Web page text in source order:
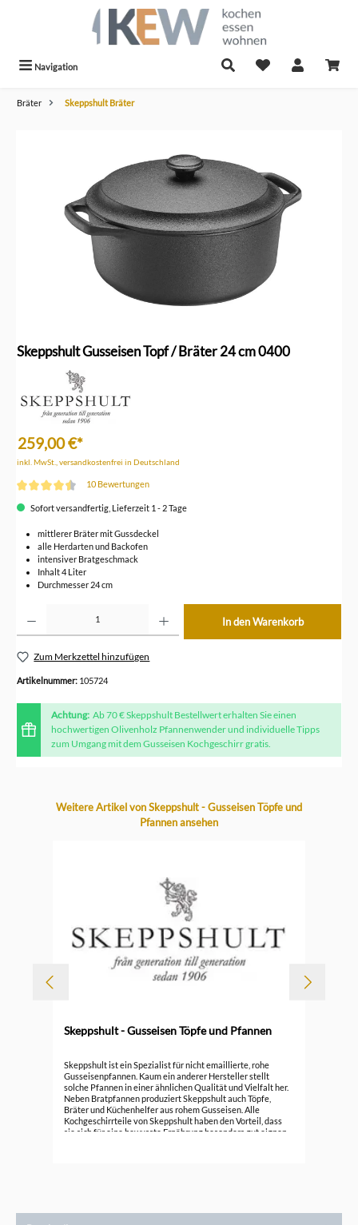
Navigation
Bräter Skeppshult Bräter
Skeppshult Gusseisen Topf / Bräter 24 cm 0400
259,00 €*
inkl. MwSt., versandkostenfrei in Deutschland
10 Bewertungen
Sofort versandfertig, Lieferzeit 1 - 2 Tage
mittlerer Bräter mit Gussdeckel
alle Herdarten und Backofen
intensiver Bratgeschmack
Inhalt 4 Liter
Durchmesser 24 cm
In den Warenkorb
Zum Merkzettel hinzufügen
Artikelnummer: 105724
Achtung:Ab 70 € Skeppshult Bestellwert erhalten Sie einen
hochwertigen Olivenholz Pfannenwender und individuelle Tipps
zum Umgang mit dem Gusseisen Kochgeschirr gratis.
Produktgalerie überspringen
Weitere Artikel von Skeppshult - Gusseisen Töpfe und
Pfannen ansehen
Skeppshult - Gusseisen Töpfe und Pfannen
Skeppshult ist ein Spezialist für nicht emaillierte, rohe
Gusseisenpfannen. Kaum ein anderer Hersteller stellt
solche Pfannen in einer ähnlichen Qualität und Vielfalt her.
Neben Bratpfannen produziert Skeppshult auch Töpfe,
Bräter und Küchenhelfer aus rohem Gusseisen. Alle
Kochgeschirrteile von Skeppshult haben den Vorteil, dass
sie sich für eine bewusste Ernährung besonders gut eignen